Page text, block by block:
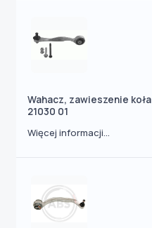
Wahacz, zawieszenie koła
21030 01
Więcej informacji...